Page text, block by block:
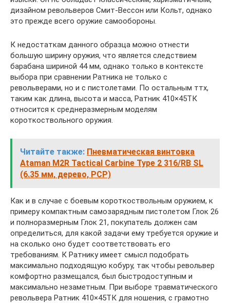
дизайном револьверов Смит-Вессон или Кольт, однако
это прежде всего оружие самообороны.
К недостаткам данного образца можно отнести
большую ширину оружия, что является следствием
барабана шириной 44 мм, однако только в контексте
выбора при сравнении Ратника не только с
револьверами, но и с пистолетами. По остальным ттх,
таким как длина, высота и масса, Ратник 410×45ТК
относится к среднеразмерным моделям
короткоствольного оружия.
Читайте также: Пневматическая винтовка
Ataman M2R Tactical Carbine Type 2 316/RB SL
(6.35 мм, дерево, PCP)
Как и в случае с боевым короткоствольным оружием, к
примеру компактным самозарядным пистолетом Глок 26
и полноразмерным Глок 21, покупатель должен сам
определиться, для какой задачи ему требуется оружие и
на сколько оно будет соответствовать его
требованиям. К Ратнику имеет смысл подобрать
максимально подходящую кобуру, так чтобы револьвер
комфортно размещался, был быстродоступным и
максимально незаметным. При выборе травматического
револьвера Ратник 410×45ТК для ношения, с грамотно